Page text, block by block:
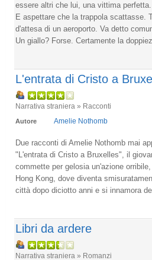
essere altri che lui, una vittima
E aspettare che la trappola scattasse.
d'attesa di un aeroporto. Va detto
Un giallo? Forse. Certamente la
L'entrata di Cristo a
Narrativa straniera » Racconti
Autore Amelie Nothomb
Due racconti di Amelie Nothomb mai
"L'entrata di Cristo a Bruxelles", il
commette per gelosia un'azione
Hong Kong, dove diventa
città dopo diciotto anni e si innamora
Libri da ardere
Narrativa straniera » Romanzi